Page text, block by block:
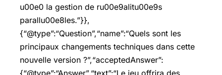
u00e0 la gestion de ru00e9alitu00e9s
parallu00e8les.”}},
{“@type”:“Question”,“name”:“Quels sont les
principaux changements techniques dans cette
nouvelle version ?”,“acceptedAnswer”:
{“@type”:“Answer”,“text”:“Le jeu offrira des